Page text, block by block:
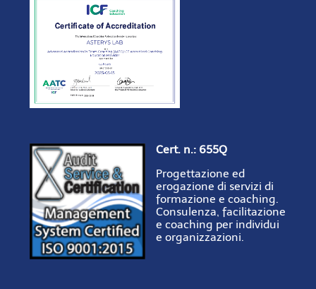
Cert. n.: 655Q
Progettazione ed
erogazione di servizi di
formazione e coaching.
Consulenza, facilitazione
e coaching per individui
e organizzazioni.